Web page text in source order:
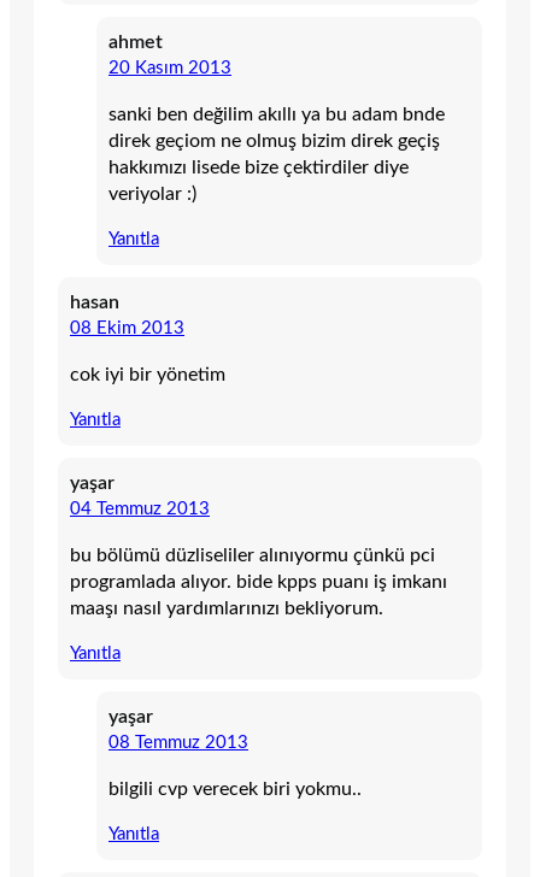
ahmet
20 Kasım 2013
sanki ben değilim akıllı ya bu adam bnde
direk geçiom ne olmuş bizim direk geçiş
hakkımızı lisede bize çektirdiler diye
veriyolar :)
Yanıtla
hasan
08 Ekim 2013
cok iyi bir yönetim
Yanıtla
yaşar
04 Temmuz 2013
bu bölümü düzliseliler alınıyormu çünkü pci
programlada alıyor. bide kpps puanı iş imkanı
maaşı nasıl yardımlarınızı bekliyorum.
Yanıtla
yaşar
08 Temmuz 2013
bilgili cvp verecek biri yokmu..
Yanıtla